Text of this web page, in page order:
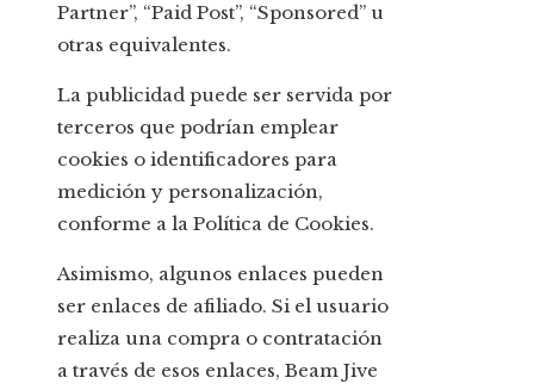
Partner”, “Paid Post”, “Sponsored” u
otras equivalentes.
La publicidad puede ser servida por
terceros que podrían emplear
cookies o identificadores para
medición y personalización,
conforme a la Política de Cookies.
Asimismo, algunos enlaces pueden
ser enlaces de afiliado. Si el usuario
realiza una compra o contratación
a través de esos enlaces, Beam Jive